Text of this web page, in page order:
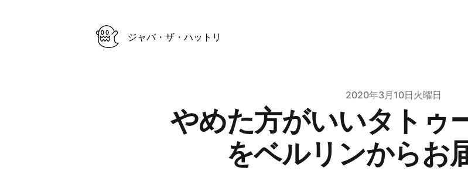
ジャバ・ザ・ハットリ
2020年3月10日火曜日
やめた方がいいタトゥ
をベルリンからお